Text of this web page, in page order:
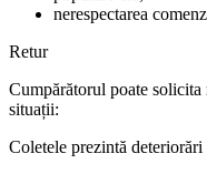
nerespectarea
Retur
Cumpărătorul poate
situații:
Coletele prezintă deteriorări